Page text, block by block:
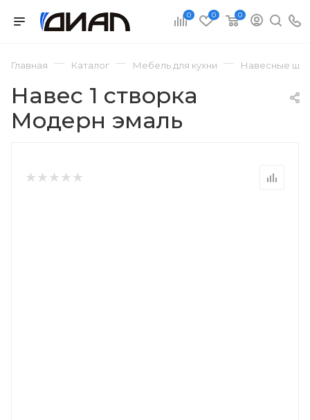
0 0 0
Главная — Каталог — Мебель для кухни — Навесные
Навес 1 створка
Модерн эмаль